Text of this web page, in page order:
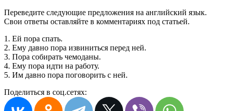
Переведите следующие предложения на английский язык.
Свои ответы оставляйте в комментариях под статьей.
1. Ей пора спать.
2. Ему давно пора извиниться перед ней.
3. Пора собирать чемоданы.
4. Ему пора идти на работу.
5. Им давно пора поговорить с ней.
Поделиться в соц.сетях: